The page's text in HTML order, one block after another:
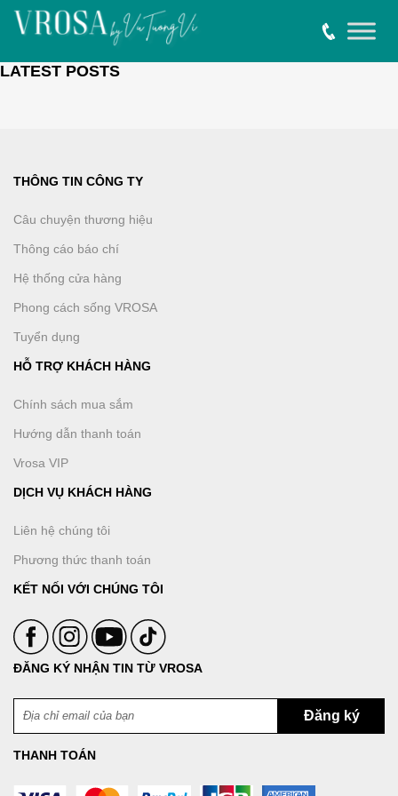
LATEST POSTS
THÔNG TIN CÔNG TY
Câu chuyện thương hiệu
Thông cáo báo chí
Hệ thống cửa hàng
Phong cách sống VROSA
Tuyển dụng
HỖ TRỢ KHÁCH HÀNG
Chính sách mua sắm
Hướng dẫn thanh toán
Vrosa VIP
DỊCH VỤ KHÁCH HÀNG
Liên hệ chúng tôi
Phương thức thanh toán
KẾT NỐI VỚI CHÚNG TÔI
ĐĂNG KÝ NHẬN TIN TỪ VROSA
THANH TOÁN